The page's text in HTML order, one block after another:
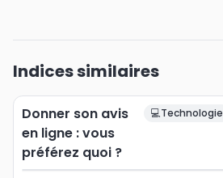
Indices similaires
Donner son avis
en ligne : vous
préférez quoi ?
💻Technologie